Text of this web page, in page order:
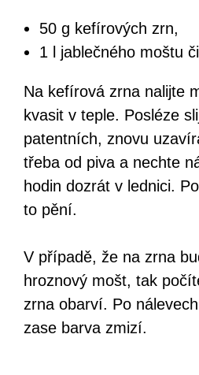
50 g kefírových zrn,
1 l jablečného moštu
Na kefírová zrna nalijte
kvasit v teple. Posléze
patentních, znovu
třeba od piva a nechte
hodin dozrát v lednici.
to pění.
V případě, že na zrna
hroznový mošt, tak
zrna obarví. Po
zase barva zmizí.